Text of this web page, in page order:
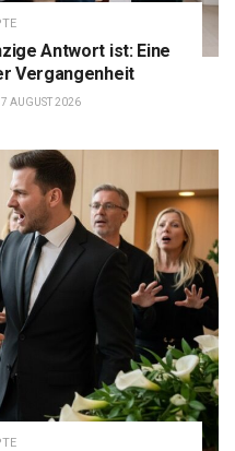
Antwort ist: Eine
Vergangenheit
7 AUGUST 2026